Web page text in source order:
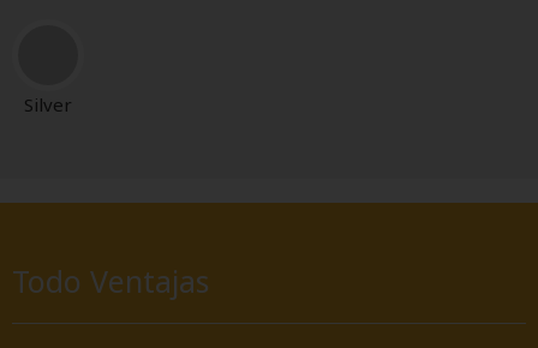
Silver
Todo Ventajas